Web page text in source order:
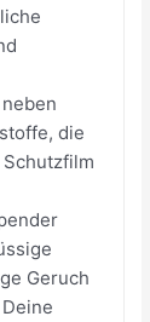
die
Geruch